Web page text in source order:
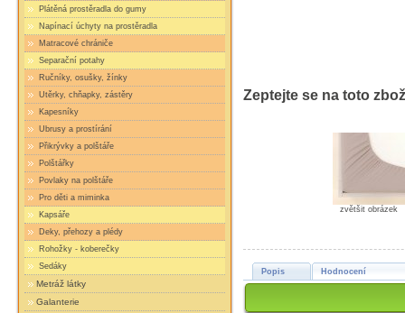
Plátěná prostěradla do gumy
Napínací úchyty na prostěradla
Matracové chrániče
Separační potahy
Ručníky, osušky, žínky
Utěrky, chňapky, zástěry
Kapesníky
Ubrusy a prostírání
Přikrývky a polštáře
Polštářky
Povlaky na polštáře
Pro děti a miminka
Kapsáře
Deky, přehozy a plédy
Rohožky - koberečky
Sedáky
Metráž látky
Galanterie
Zeptejte se na toto
zvětšit obrázek
Popis Hodnocení